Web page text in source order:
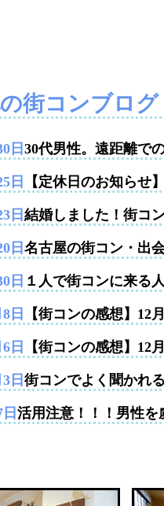
街コンブログ
日 30代男性。遠距離で
日 【定休日のお知らせ】
日 結婚しました！街コ
日 名古屋の街コン・出
日 １人で街コンに来る
日 【街コンの感想】12
日 【街コンの感想】12
日 街コンでよく聞かれ
活用注意！！！男性を